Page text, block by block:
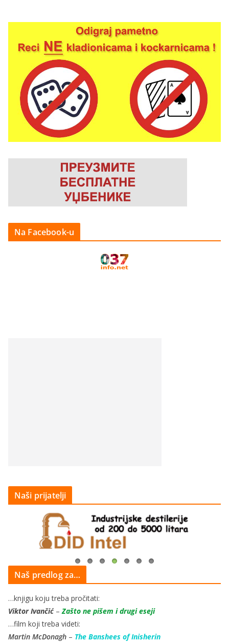
Na Facebook-u
Naši prijatelji
Naš predlog za…
…knjigu koju treba pročitati:
Viktor Ivančić–Zašto ne pišem i drugi eseji
…film koji treba videti:
Martin McDonagh – The Banshees of Inisherin